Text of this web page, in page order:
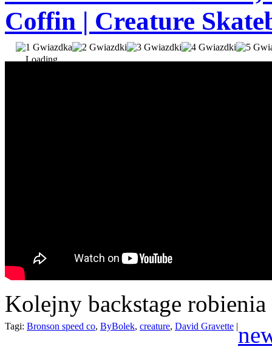
Coffin | Creature
Loading...
Kolejny backstage
Tagi: Bronson speed co, ByBolek, creature, David Gravette |